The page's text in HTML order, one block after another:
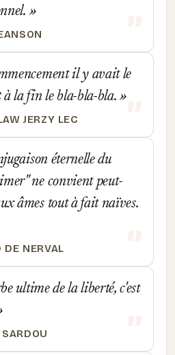
il y avait le
à la fin le bla-bla-bla.
JERZY LEC
éternelle du
ne convient peut-
âmes tout à fait naïves.
DE NERVAL
ultime de la liberté, c'est